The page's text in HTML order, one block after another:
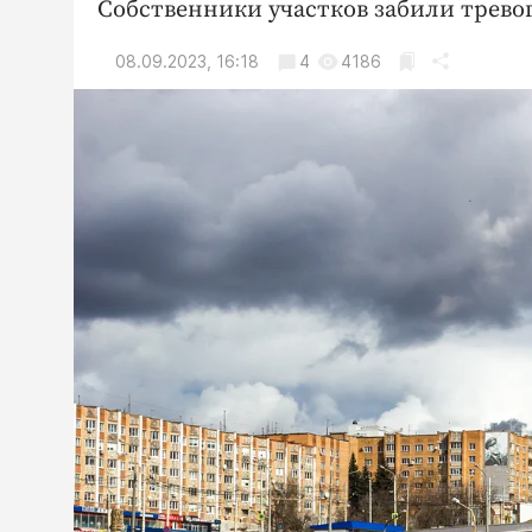
Собственники участков забили
08.09.2023, 16:18 4 4186